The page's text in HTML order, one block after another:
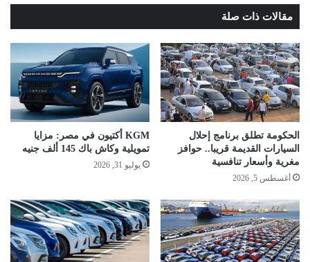
مقالات ذات صلة
الحكومة تطلق برنامج إحلال
السيارات القديمة قريبا.. حوافز
مغرية وأسعار تنافسية
أغسطس 5, 2026
KGM أكتيون في مصر: مزايا
تمويلية وكاش باك 145 ألف جنيه
يوليو 31, 2026